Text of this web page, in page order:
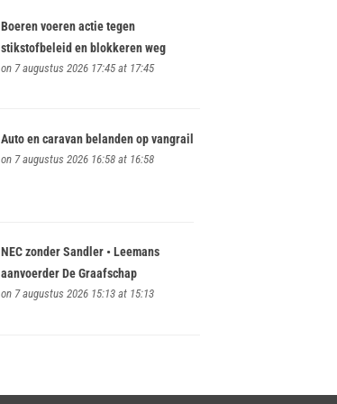
Boeren voeren actie tegen
stikstofbeleid en blokkeren weg
on 7 augustus 2026 17:45 at 17:45
Auto en caravan belanden op vangrail
on 7 augustus 2026 16:58 at 16:58
NEC zonder Sandler • Leemans
aanvoerder De Graafschap
on 7 augustus 2026 15:13 at 15:13